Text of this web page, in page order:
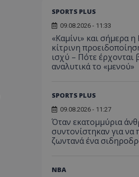
SPORTS PLUS
09.08.2026 - 11:33
«Καμίνι» και σήμερα
κίτρινη
ισχύ – Πότε έρχονται
αναλυτικά το «μενού»
SPORTS PLUS
09.08.2026 - 11:27
Όταν εκατομμύρια
συντονίστηκαν για
ζωντανά ένα
NBA